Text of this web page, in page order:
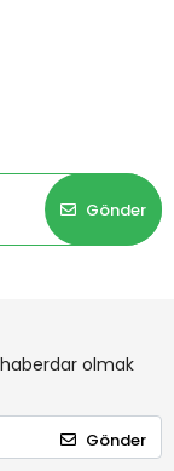
Gönder
olmak
Gönder